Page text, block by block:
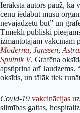
Ieraksta autors pauž, ka
cenu iedabūt mūsu
nevajadzētu būt” un
Tīmeklī publiski
izmantotajām vakcīnām
Moderna, Janssen,
Sputnik V. Grafēna
apstiprina arī Jaudzems.
oksīds, un tālāk tiek
Covid-19 vakcinācijas
slimības gaitas,